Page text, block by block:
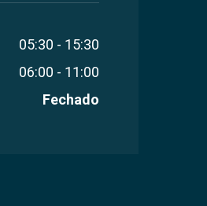
05:30 - 15:30
06:00 - 11:00
Fechado